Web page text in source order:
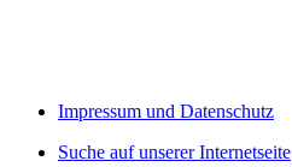
Impressum und Datenschutz
Suche auf unserer Internetseite